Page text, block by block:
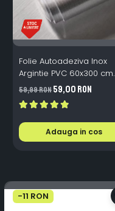
Folie Autoadeziva Inox
Argintie PVC 60x300 cm
Bucatarie Mobilier
59,99 RON59,00 RON
Adauga in cos
-11 RON